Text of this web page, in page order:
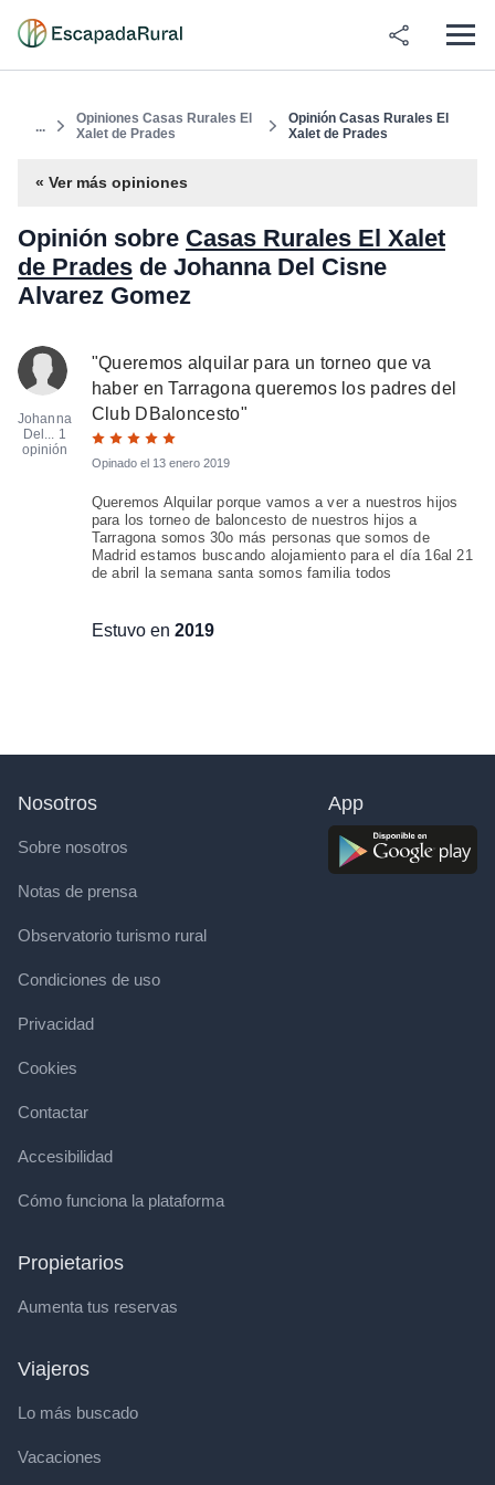
...
Opiniones Casas Rurales El
Xalet de Prades
Opinión Casas Rurales El
Xalet de Prades
« Ver más opiniones
Opinión sobre Casas Rurales El Xalet
de Prades de Johanna Del Cisne
Alvarez Gomez
Johanna
Del... 1
opinión
"Queremos alquilar para un torneo que va
haber en Tarragona queremos los padres del
Club DBaloncesto"
Opinado el 13 enero 2019
Queremos Alquilar porque vamos a ver a nuestros hijos
para los torneo de baloncesto de nuestros hijos a
Tarragona somos 30o más personas que somos de
Madrid estamos buscando alojamiento para el día 16al 21
de abril la semana santa somos familia todos
Estuvo en 2019
Nosotros
Sobre nosotros
Notas de prensa
Observatorio turismo rural
Condiciones de uso
Privacidad
Cookies
Contactar
Accesibilidad
Cómo funciona la plataforma
Propietarios
Aumenta tus reservas
Viajeros
Lo más buscado
Vacaciones
App